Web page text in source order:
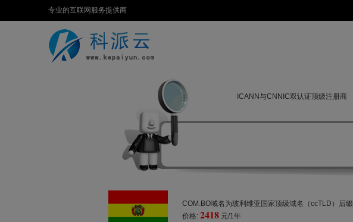
专业的互联网服务提供商
ICANN与CNNIC双认证顶级注册商
COM.BO域名为玻利维亚国家顶级域名（ccTLD）后缀
价格: 2418 元/1年